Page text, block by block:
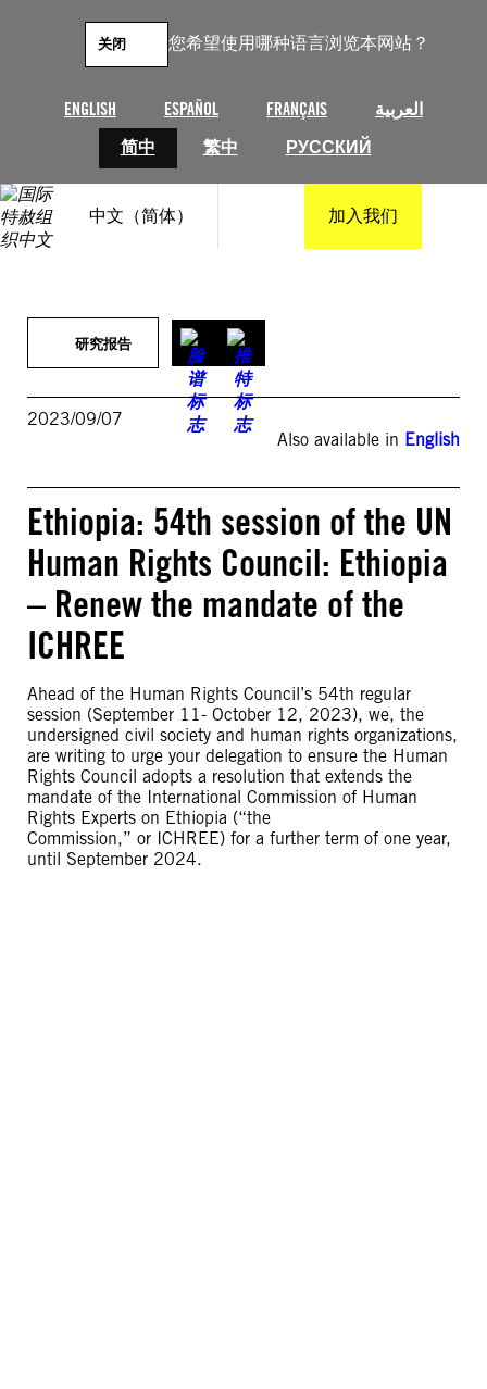
您希望使用哪种语言浏览本网站？
ENGLISH ESPAÑOL FRANÇAIS
العربية
简中
繁中 РУССКИЙ
关闭
中文（简体） 加入我们
研究报告
2023/09/07
Also available in English
Ethiopia: 54th session of the UN
Human Rights Council: Ethiopia
– Renew the mandate of the
ICHREE
Ahead of the Human Rights Council’s 54th regular
session (September 11- October 12, 2023), we, the
undersigned civil society and human rights organizations,
are writing to urge your delegation to ensure the Human
Rights Council adopts a resolution that extends the
mandate of the International Commission of Human
Rights Experts on Ethiopia (“the
Commission,” or ICHREE) for a further term of one year,
until September 2024.